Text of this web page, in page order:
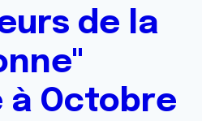
de la
Octobre